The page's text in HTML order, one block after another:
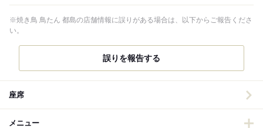
※焼き鳥 鳥たん 都島の店舗情報に誤りがある場合は、以下からご報告くださ
い。
誤りを報告する
座席
メニュー